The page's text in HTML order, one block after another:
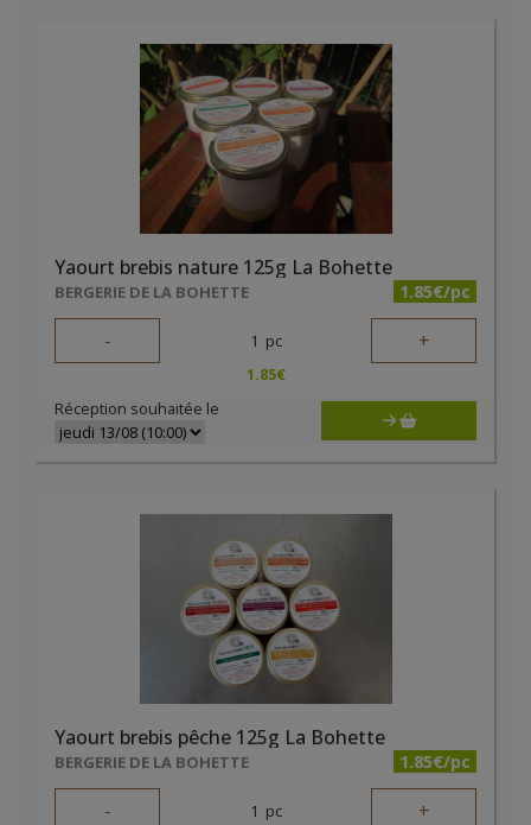
Yaourt brebis nature 125g La Bohette
BERGERIE DE LA BOHETTE 1.85€/pc
- 1 pc +
1.85€
Réception souhaitée le
Yaourt brebis pêche 125g La Bohette
BERGERIE DE LA BOHETTE 1.85€/pc
- 1 pc +